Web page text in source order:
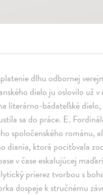
dlhu odbornej
dielo ju oslovilo už
literárno-bádateľské
sa do práce. E.
spoločenského románu,
diania, ktorá pociťovala
v čase eskalujúcej
prierez tvorbou s
dospeje k stručnému